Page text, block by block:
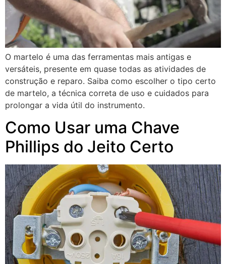
O martelo é uma das ferramentas mais antigas e
versáteis, presente em quase todas as atividades de
construção e reparo. Saiba como escolher o tipo certo
de martelo, a técnica correta de uso e cuidados para
prolongar a vida útil do instrumento.
Como Usar uma Chave
Phillips do Jeito Certo